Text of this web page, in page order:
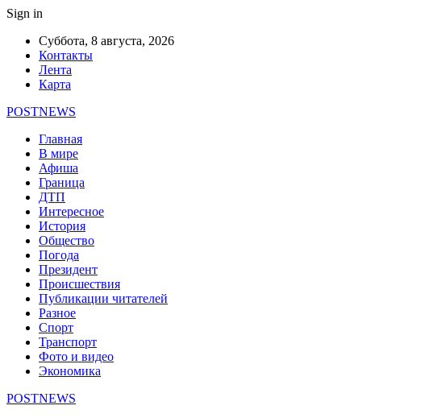
Sign in
Суббота, 8 августа, 2026
Контакты
Лента
Карта
POSTNEWS
Главная
В мире
Афиша
Граница
ДТП
Интересное
История
Общество
Погода
Президент
Происшествия
Публикации читателей
Разное
Спорт
Транспорт
Фото и видео
Экономика
POSTNEWS